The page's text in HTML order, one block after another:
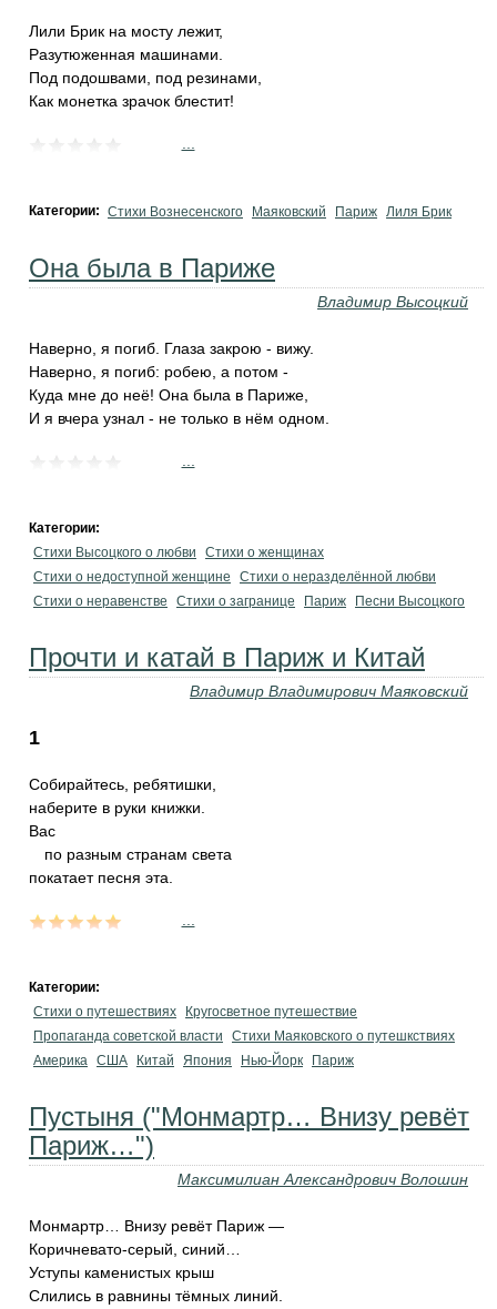
Лили Брик на мосту лежит,
Разутюженная машинами.
Под подошвами, под резинами,
Как монетка зрачок блестит!
Категории: Стихи Вознесенского Маяковский Париж Лиля Брик
Она была в Париже
Владимир Высоцкий
Наверно, я погиб. Глаза закрою - вижу.
Наверно, я погиб: робею, а потом -
Куда мне до неё! Она была в Париже,
И я вчера узнал - не только в нём одном.
Категории:
Стихи Высоцкого о любви
Стихи о женщинах
Стихи о недоступной женщине
Стихи о неразделённой любви
Стихи о неравенстве
Стихи о загранице Париж Песни Высоцкого
Прочти и катай в Париж и Китай
Владимир Владимирович Маяковский
1
Собирайтесь, ребятишки,
наберите в руки книжки.
Вас
по разным странам света
покатает песня эта.
Категории:
Стихи о путешествиях
Кругосветное путешествие
Пропаганда советской власти
Стихи Маяковского о путешкствиях
Америка США Китай Япония Нью-Йорк Париж
Пустыня ("Монмартр… Внизу ревёт
Париж…")
Максимилиан Александрович Волошин
Монмартр… Внизу ревёт Париж —
Коричневато-серый, синий…
Уступы каменистых крыш
Слились в равнины тёмных линий.